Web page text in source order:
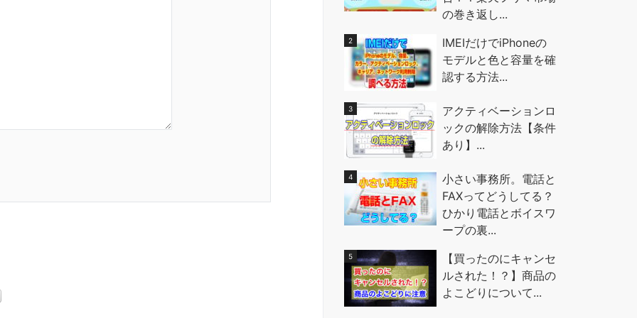
の巻き返し...
IMEIだけでiPhoneの
モデルと色と容量を確
認する方法...
アクティベーションロ
ックの解除方法【条件
あり】...
小さい事務所。電話と
FAXってどうしてる？
ひかり電話とボイスワ
ープの裏...
【買ったのにキャンセ
ルされた！？】商品の
よこどりについて...